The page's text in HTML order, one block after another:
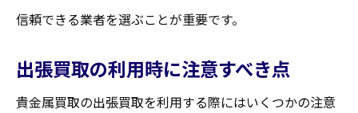
信頼できる業者を選ぶことが重要です。
出張買取の利用時に注意すべき点
貴金属買取の出張買取を利用する際にはいくつかの注意